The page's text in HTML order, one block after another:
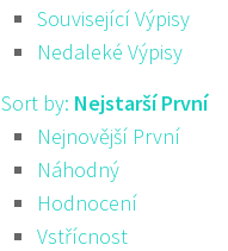
Související Výpisy
Nedaleké Výpisy
Sort by: Nejstarší První
Nejnovější První
Náhodný
Hodnocení
Vstřícnost